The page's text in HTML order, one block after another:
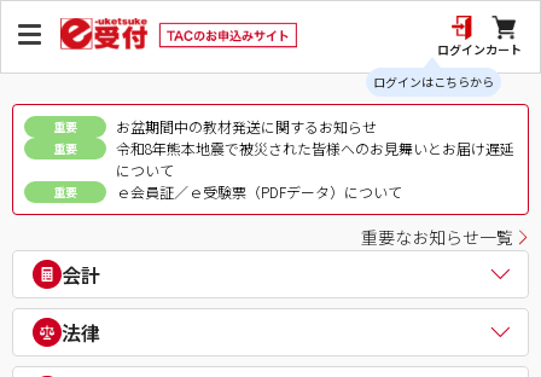
ログイン
ログインはこちらから
カート
重要 お盆期間中の教材発送に関するお知らせ
重要
令和8年熊本地震で被災された皆様へのお見舞いとお届け遅延
について
重要 ｅ会員証／ｅ受験票（PDFデータ）について
重要なお知らせ一覧
会計
公認会計士
税理士
簿記検定（日商・全経上級）
法律